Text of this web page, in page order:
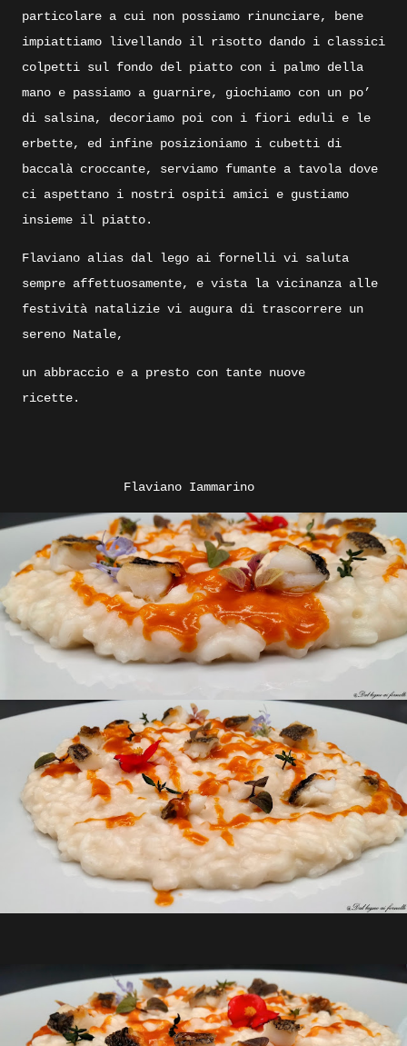
particolare a cui non possiamo rinunciare, bene
impiattiamo livellando il risotto dando i classici
colpetti sul fondo del piatto con i palmo della
mano e passiamo a guarnire, giochiamo con un po’
di salsina, decoriamo poi con i fiori eduli e le
erbette, ed infine posizioniamo i cubetti di
baccalà croccante, serviamo fumante a tavola dove
ci aspettano i nostri ospiti amici e gustiamo
insieme il piatto.
Flaviano alias dal lego ai fornelli vi saluta
sempre affettuosamente, e vista la vicinanza alle
festività natalizie vi augura di trascorrere un
sereno Natale,
un abbraccio e a presto con tante nuove
ricette.
Flaviano Iammarino